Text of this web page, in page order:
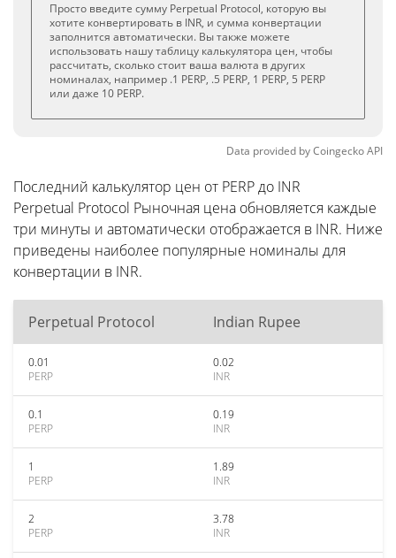
Просто введите сумму Perpetual Protocol, которую вы
хотите конвертировать в INR, и сумма конвертации
заполнится автоматически. Вы также можете
использовать нашу таблицу калькулятора цен, чтобы
рассчитать, сколько стоит ваша валюта в других
номиналах, например .1 PERP, .5 PERP, 1 PERP, 5 PERP
или даже 10 PERP.
Data provided byCoingeckoAPI
Последний калькулятор цен от PERP до INR
Perpetual Protocol Рыночная цена обновляется каждые
три минуты и автоматически отображается в INR. Ниже
приведены наиболее популярные номиналы для
конвертации в INR.
Perpetual Protocol Indian Rupee
0.01
PERP
0.02
INR
0.1
PERP
0.19
INR
1
PERP
1.89
INR
2
PERP
3.78
INR